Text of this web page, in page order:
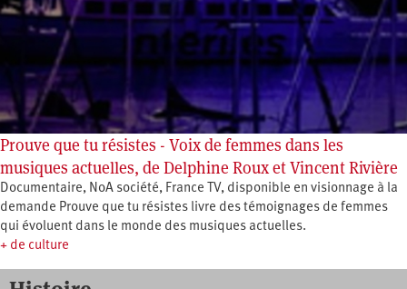
Prouve que tu résistes - Voix de femmes dans les
musiques actuelles, de Delphine Roux et Vincent Rivière
Documentaire, NoA société, France TV, disponible en visionnage à la
demande Prouve que tu résistes livre des témoignages de femmes
qui évoluent dans le monde des musiques actuelles.
+ de culture